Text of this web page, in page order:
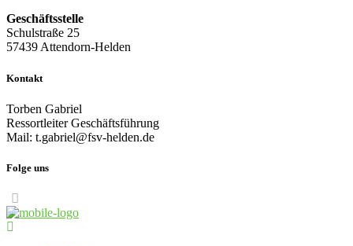
Geschäftsstelle
Schulstraße 25
57439 Attendorn-Helden
Kontakt
Torben Gabriel
Ressortleiter Geschäftsführung
Mail: t.gabriel@fsv-helden.de
Folge uns